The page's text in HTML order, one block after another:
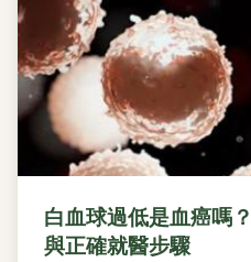
白血球過低是血癌嗎
與正確就醫步驟